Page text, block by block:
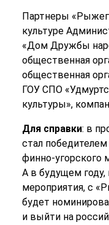
Партнеры
культуре
«Дом Дружбы
общественная
общественная
ГОУ СПО
культуры»,
Для справки: в
стал
финно-угорского
А в будущем году,
мероприятия, с
будет
и выйти на